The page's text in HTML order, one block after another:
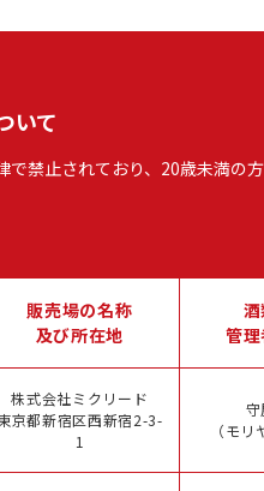
いて
で禁止されており、20歳未満の
販売場の名称
及び所在地
管
株式会社ミクリード
京都新宿区西新宿2-3-
1
守
（モリ